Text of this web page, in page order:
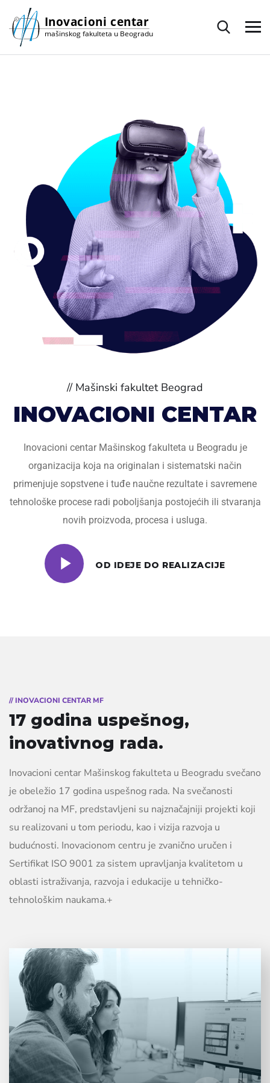
// Mašinski fakultet Beograd
INOVACIONI CENTAR
Inovacioni centar Mašinskog fakulteta u Beogradu je
organizacija koja na originalan i sistematski način
primenjuje sopstvene i tuđe naučne rezultate i savremene
tehnološke procese radi poboljšanja postojećih ili stvaranja
novih proizvoda, procesa i usluga.
OD IDEJE DO REALIZACIJE
// INOVACIONI CENTAR MF
17 godina uspešnog,
inovativnog rada.
Inovacioni centar Mašinskog fakulteta u Beogradu svečano
je obeležio 17 godina uspešnog rada. Na svečanosti
održanoj na MF, predstavljeni su najznačajniji projekti koji
su realizovani u tom periodu, kao i vizija razvoja u
budućnosti. Inovacionom centru je zvanično uručen i
Sertifikat ISO 9001 za sistem upravljanja kvalitetom u
oblasti istraživanja, razvoja i edukacije u tehničko-
tehnološkim naukama.+
Inovacioni centar MF je organizacija koja na
originalan i sistematski način primenjuje
sopstvene i tuđe naučne rezultate i savremene
tehnološke procese radi poboljšanja postojećih ili
stvaranja novih proizvoda, procesa i usluga.